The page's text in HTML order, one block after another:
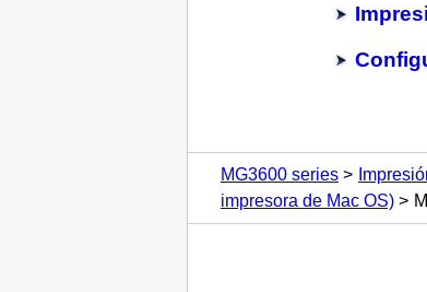
MG3600 series
impresora de Mac OS)